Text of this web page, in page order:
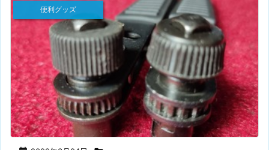
便利グッズ